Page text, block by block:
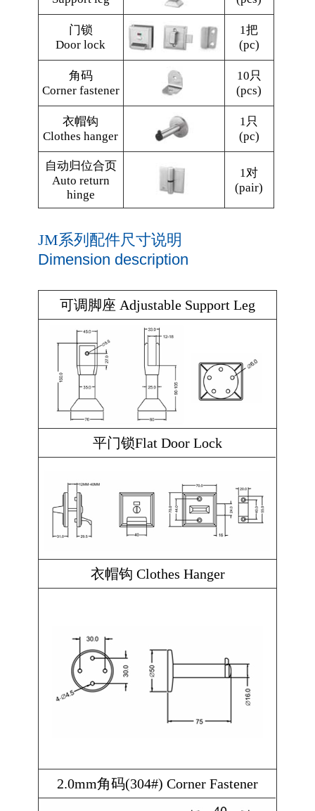
门锁
Door lock
1把
(pc)
角码
Corner fastener
10只
(pcs)
衣帽钩
Clothes hanger
1只
(pc)
自动归位合页
Auto return
hinge
1对
(pair)
JM系列配件尺寸说明
Dimension description
可调脚座 Adjustable Support Leg
平门锁Flat Door Lock
衣帽钩 Clothes Hanger
2.0mm角码(304#) Corner Fastener